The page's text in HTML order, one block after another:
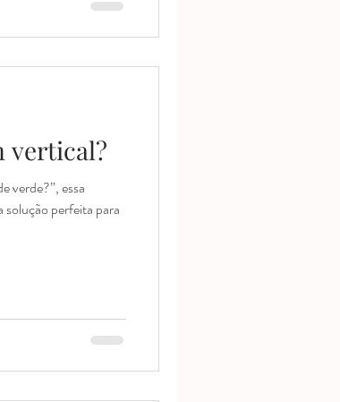
vertical?
verde?”, essa
solução perfeita para